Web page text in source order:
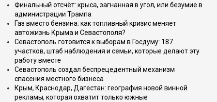
Финальный отсчёт: крыса, загнанная в угол, или безумие в
администрации Трампа
Газ вместо бензина: как топливный кризис меняет
автожизнь Крыма и Севастополя?
Севастополь готовится к выборам в Госдуму: 187
участков, штаб наблюдения и семьи, которые делают эту
работу вместе
Севастополь создал беспрецедентный механизм
спасения местного бизнеса
Крым, Краснодар, Дагестан: география новой винной
рекламы, которая охватит только южные